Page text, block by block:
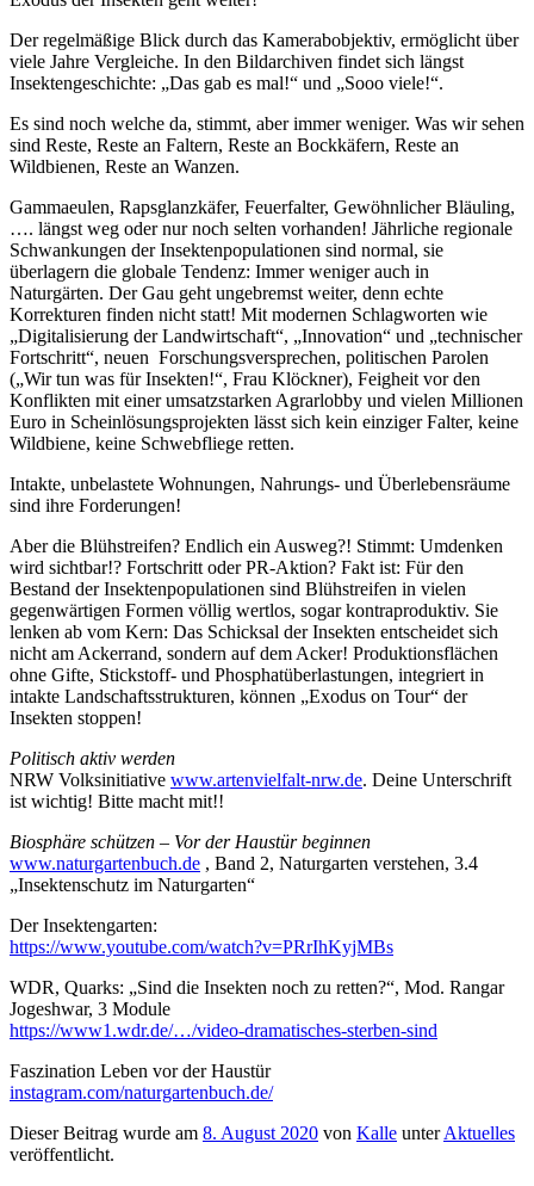
Der regelmäßige Blick durch das Kamerabobjektiv, ermöglicht über
viele Jahre Vergleiche. In den Bildarchiven findet sich längst
Insektengeschichte: „Das gab es mal!“ und „Sooo viele!“.
Es sind noch welche da, stimmt, aber immer weniger. Was wir sehen
sind Reste, Reste an Faltern, Reste an Bockkäfern, Reste an
Wildbienen, Reste an Wanzen.
Gammaeulen, Rapsglanzkäfer, Feuerfalter, Gewöhnlicher Bläuling,
…. längst weg oder nur noch selten vorhanden! Jährliche regionale
Schwankungen der Insektenpopulationen sind normal, sie
überlagern die globale Tendenz: Immer weniger auch in
Naturgärten. Der Gau geht ungebremst weiter, denn echte
Korrekturen finden nicht statt! Mit modernen Schlagworten wie
„Digitalisierung der Landwirtschaft“, „Innovation“ und „technischer
Fortschritt“, neuen Forschungsversprechen, politischen Parolen
(„Wir tun was für Insekten!“, Frau Klöckner), Feigheit vor den
Konflikten mit einer umsatzstarken Agrarlobby und vielen Millionen
Euro in Scheinlösungsprojekten lässt sich kein einziger Falter, keine
Wildbiene, keine Schwebfliege retten.
Intakte, unbelastete Wohnungen, Nahrungs- und Überlebensräume
sind ihre Forderungen!
Aber die Blühstreifen? Endlich ein Ausweg?! Stimmt: Umdenken
wird sichtbar!? Fortschritt oder PR-Aktion? Fakt ist: Für den
Bestand der Insektenpopulationen sind Blühstreifen in vielen
gegenwärtigen Formen völlig wertlos, sogar kontraproduktiv. Sie
lenken ab vom Kern: Das Schicksal der Insekten entscheidet sich
nicht am Ackerrand, sondern auf dem Acker! Produktionsflächen
ohne Gifte, Stickstoff- und Phosphatüberlastungen, integriert in
intakte Landschaftsstrukturen, können „Exodus on Tour“ der
Insekten stoppen!
Politisch aktiv werden
NRW Volksinitiative www.artenvielfalt-nrw.de. Deine Unterschrift
ist wichtig! Bitte macht mit!!
Biosphäre schützen – Vor der Haustür beginnen
www.naturgartenbuch.de , Band 2, Naturgarten verstehen, 3.4
„Insektenschutz im Naturgarten“
Der Insektengarten:
https://www.youtube.com/watch?v=PRrIhKyjMBs
WDR, Quarks: „Sind die Insekten noch zu retten?“, Mod. Rangar
Jogeshwar, 3 Module
https://www1.wdr.de/…/video-dramatisches-sterben-sind
Faszination Leben vor der Haustür
instagram.com/naturgartenbuch.de/
Dieser Beitrag wurde am 8. August 2020 von Kalle unterAktuelles
veröffentlicht.